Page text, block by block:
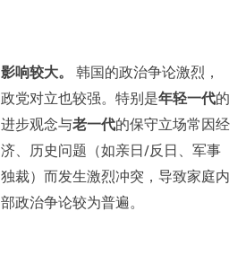
影响较大。
韩国的政治争论激烈，
政党对立也较强。特别是年轻一代的
进步观念与老一代的保守立场常因经
济、历史问题（如亲日/反日、军事
独裁）而发生激烈冲突，导致家庭内
部政治争论较为普遍。